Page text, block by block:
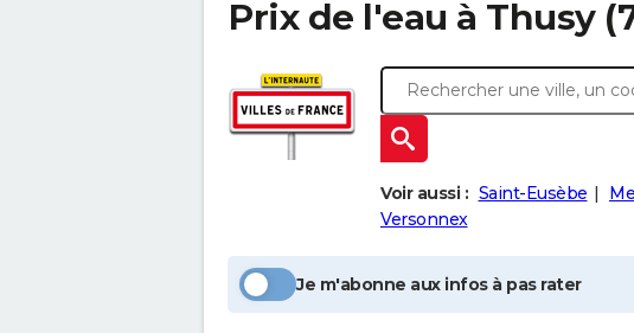
Prix de l'eau à Thusy
Voir aussi : Saint-Eusèbe
Versonnex
Je m'abonne aux infos à pas rater